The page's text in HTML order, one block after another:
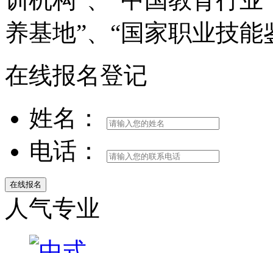
养基地”、“国家职业技
在线报名登记
姓名：
电话：
人气专业